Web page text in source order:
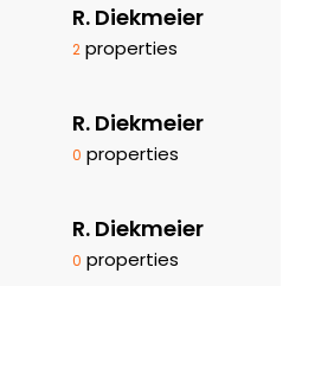
R. Diekmeier
2 properties
R. Diekmeier
0 properties
R. Diekmeier
0 properties